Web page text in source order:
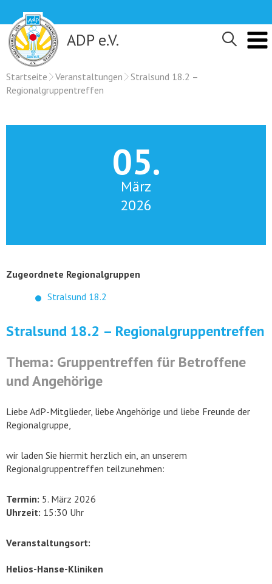
content
ADP e.V.
Startseite Veranstaltungen
Stralsund 18.2 –
Regionalgruppentreffen
05.
März
2026
Zugeordnete Regionalgruppen
Stralsund 18.2
Stralsund 18.2 – Regionalgruppentreffen
Thema: Gruppentreffen für Betroffene
und Angehörige
Liebe AdP-Mitglieder, liebe Angehörige und liebe Freunde der
Regionalgruppe,
wir laden Sie hiermit herzlich ein, an unserem
Regionalgruppentreffen teilzunehmen:
Termin: 5. März 2026
Uhrzeit: 15:30 Uhr
Veranstaltungsort:
Helios-Hanse-Kliniken